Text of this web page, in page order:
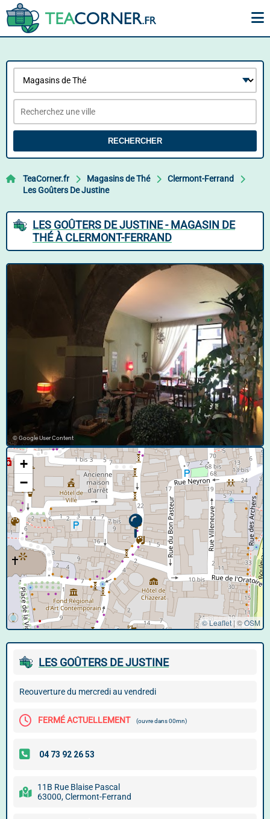
RECHERCHER
TeaCorner.fr Magasins de Thé
Clermont-Ferrand
Les Goûters De Justine
LES GOÛTERS DE JUSTINE - MAGASIN DE
THÉ À CLERMONT-FERRAND
© Google User Content
+
−
© Leaflet| ©OSM
LES GOÛTERS DE JUSTINE
Reouverture du mercredi au vendredi
FERMÉ ACTUELLEMENT (ouvre dans 00mn)
11B Rue Blaise Pascal
63000, Clermont-Ferrand